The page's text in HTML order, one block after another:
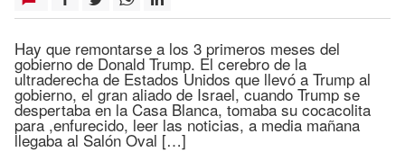
Hay que remontarse a los 3 primeros meses del
gobierno de Donald Trump. El cerebro de la
ultraderecha de Estados Unidos que llevó a Trump al
gobierno, el gran aliado de Israel, cuando Trump se
despertaba en la Casa Blanca, tomaba su cocacolita
para ,enfurecido, leer las noticias, a media mañana
llegaba al Salón Oval […]